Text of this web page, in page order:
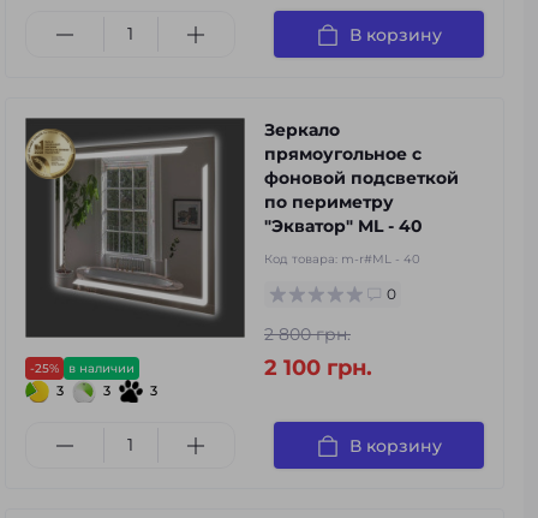
В корзину
-25% в наличии
3 3 3
Зеркало
прямоугольное с
фоновой подсветкой
по периметру
"Экватор" ML - 40
Код товара: m-r#ML - 40
0
2 800 грн.
2 100 грн.
В корзину